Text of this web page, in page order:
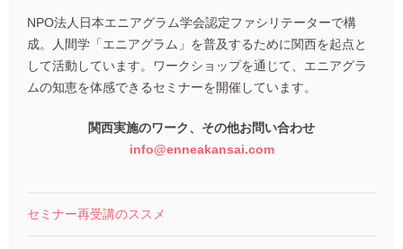
NPO法人日本エニアグラム学会認定ファシリテーターで構
成。人間学「エニアグラム」を普及するために関西を起点と
して活動しています。ワークショップを通じて、エニアグラ
ムの知恵を体感できるセミナーを開催しています。
関西実施のワーク、その他お問い合わせ
info@enneakansai.com
セミナー再受講のススメ